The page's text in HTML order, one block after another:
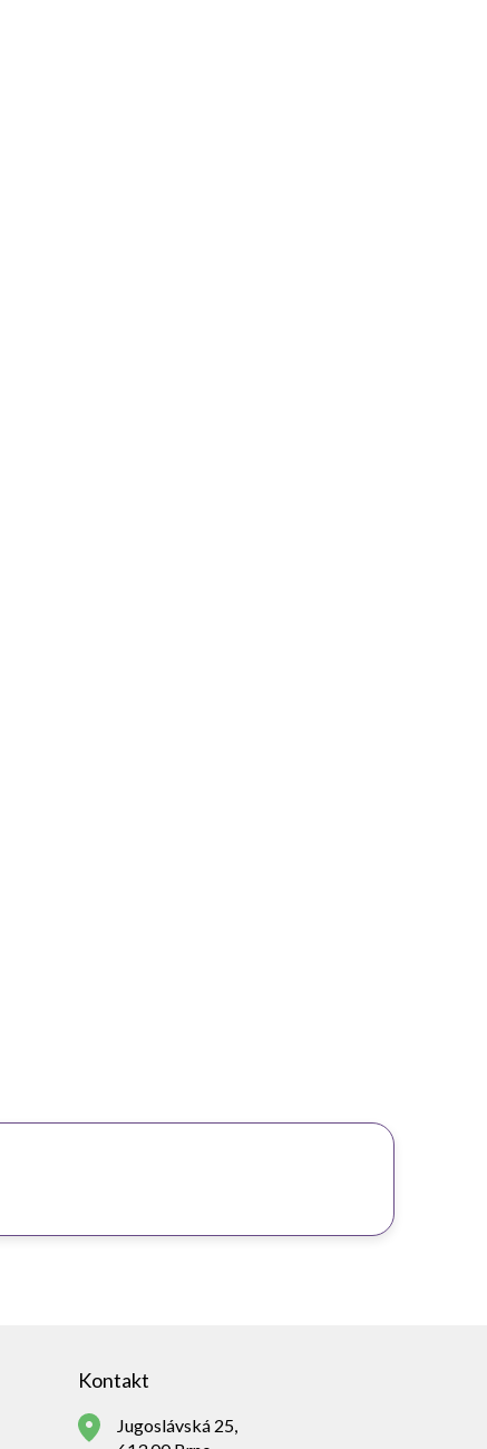
Kontakt
Jugoslávská 25,